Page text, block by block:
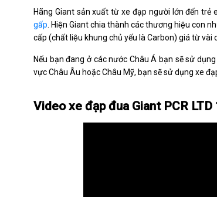
Hãng Giant sản xuất từ xe đạp người lớn đến trẻ
gấp . Hiện Giant chia thành các thương hiệu con
cấp (chất liệu khung chủ yếu là Carbon) giá từ vài
Nếu bạn đang ở các nước Châu Á bạn sẽ sử
vực Châu Âu hoặc Châu Mỹ, bạn sẽ sử dụng xe
Video xe đạp đua Giant PCR LTD